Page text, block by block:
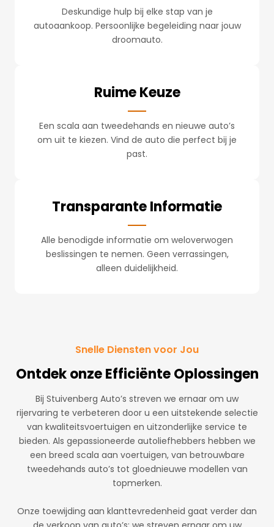
Deskundige hulp bij elke stap van je
autoaankoop. Persoonlijke begeleiding naar jouw
droomauto.
Ruime Keuze
Een scala aan tweedehands en nieuwe auto’s
om uit te kiezen. Vind de auto die perfect bij je
past.
Transparante Informatie
Alle benodigde informatie om weloverwogen
beslissingen te nemen. Geen verrassingen,
alleen duidelijkheid.
Snelle Diensten voor Jou
Ontdek onze Efficiënte Oplossingen
Bij Stuivenberg Auto’s streven we ernaar om uw
rijervaring te verbeteren door u een uitstekende selectie
van kwaliteitsvoertuigen en uitzonderlijke service te
bieden. Als gepassioneerde autoliefhebbers hebben we
een breed scala aan voertuigen, van betrouwbare
tweedehands auto’s tot gloednieuwe modellen van
topmerken.
Onze toewijding aan klanttevredenheid gaat verder dan